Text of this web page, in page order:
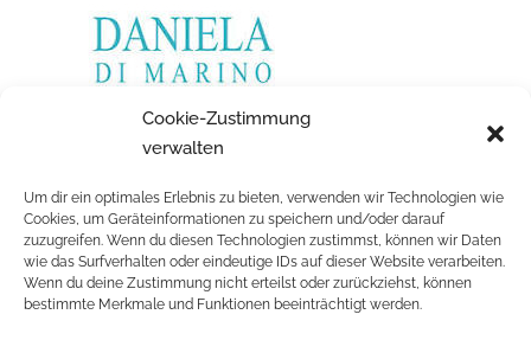
Cookie-Zustimmung
verwalten
Um dir ein optimales Erlebnis zu bieten, verwenden wir Technologien wie
Cookies, um Geräteinformationen zu speichern und/oder darauf
zuzugreifen. Wenn du diesen Technologien zustimmst, können wir Daten
wie das Surfverhalten oder eindeutige IDs auf dieser Website verarbeiten.
Wenn du deine Zustimmung nicht erteilst oder zurückziehst, können
bestimmte Merkmale und Funktionen beeinträchtigt werden.
Cleanes Silhouettekleid mit seitlichem
Spitzeneinsatz
RELATED PROJECTS